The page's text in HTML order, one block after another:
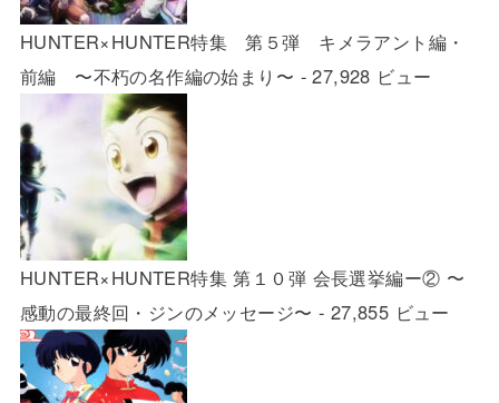
HUNTER×HUNTER特集 第５弾 キメラアント編・
前編 〜不朽の名作編の始まり〜 - 27,928 ビュー
HUNTER×HUNTER特集 第１０弾 会長選挙編ー② 〜
感動の最終回・ジンのメッセージ〜 - 27,855 ビュー